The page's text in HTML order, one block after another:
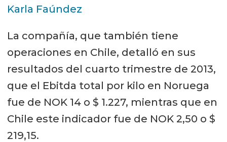
Karla Faúndez
La compañía, que también tiene
operaciones en Chile, detalló en sus
resultados del cuarto trimestre de 2013,
que el Ebitda total por kilo en Noruega
fue de NOK 14 o $ 1.227, mientras que en
Chile este indicador fue de NOK 2,50 o $
219,15.